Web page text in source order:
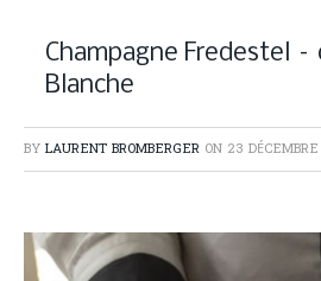
Champagne Fredestel –
Blanche
BY LAURENT BROMBERGER ON 23